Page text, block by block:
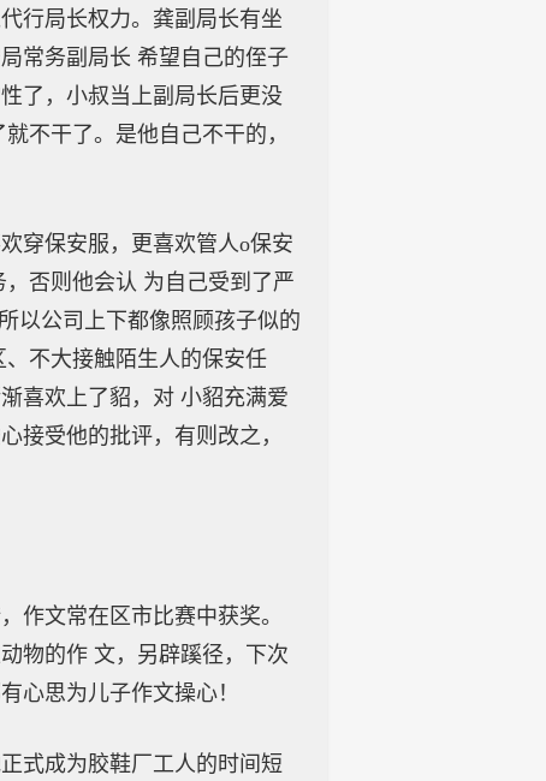
行局长权力。龚副局长有坐
常务副局长 希望自己的侄子
了，小叔当上副局长后更没
不干了。是他自己不干的，
穿保安服，更喜欢管人o保安
否则他会认 为自己受到了严
以公司上下都像照顾孩子似的
不大接触陌生人的保安任
喜欢上了貂，对 小貂充满爱
接受他的批评，有则改之，
文常在区市比赛中获奖。
物的作 文，另辟蹊径，下次
心思为儿子作文操心！
式成为胶鞋厂工人的时间短